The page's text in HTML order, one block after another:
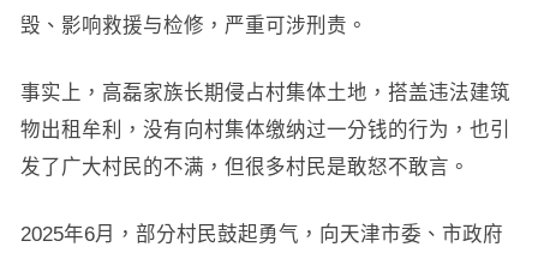
毁、影响救援与检修，严重可涉刑责。
事实上，高磊家族长期侵占村集体土地，搭盖违法建筑
物出租牟利，没有向村集体缴纳过一分钱的行为，也引
发了广大村民的不满，但很多村民是敢怒不敢言。
2025年6月，部分村民鼓起勇气，向天津市委、市政府